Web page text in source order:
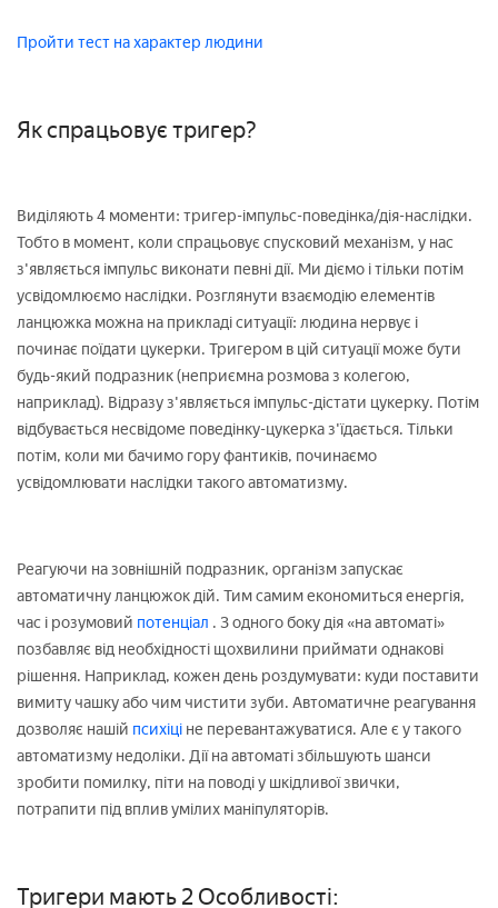
Пройти тест на характер людини
Як спрацьовує тригер?
Виділяють 4 моменти: тригер-імпульс-поведінка/дія-наслідки.
Тобто в момент, коли спрацьовує спусковий механізм, у нас
з'являється імпульс виконати певні дії. Ми діємо і тільки потім
усвідомлюємо наслідки. Розглянути взаємодію елементів
ланцюжка можна на прикладі ситуації: людина нервує і
починає поїдати цукерки. Тригером в цій ситуації може бути
будь-який подразник (неприємна розмова з колегою,
наприклад). Відразу з'являється імпульс-дістати цукерку. Потім
відбувається несвідоме поведінку-цукерка з'їдається. Тільки
потім, коли ми бачимо гору фантиків, починаємо
усвідомлювати наслідки такого автоматизму.
Реагуючи на зовнішній подразник, організм запускає
автоматичну ланцюжок дій. Тим самим економиться енергія,
час і розумовий потенціал . З одного боку дія «на автоматі»
позбавляє від необхідності щохвилини приймати однакові
рішення. Наприклад, кожен день роздумувати: куди поставити
вимиту чашку або чим чистити зуби. Автоматичне реагування
дозволяє нашій психіці не перевантажуватися. Але є у такого
автоматизму недоліки. Дії на автоматі збільшують шанси
зробити помилку, піти на поводі у шкідливої звички,
потрапити під вплив умілих маніпуляторів.
Тригери мають 2 Особливості: